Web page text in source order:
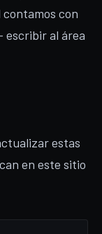
contamos con
escribir al área
estas
en este sitio